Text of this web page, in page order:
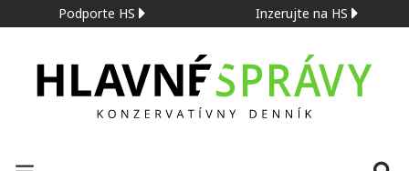
Podporte HS Inzerujte na HS